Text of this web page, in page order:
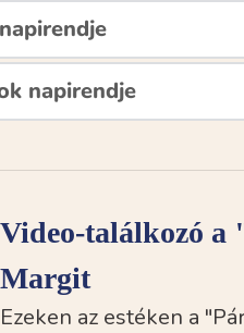
vezetésével a
PARIS
- 10 € a helyszínen)
zoom segítségével -20h
napirendje
0036.20357.06.64
Video-találkozó a
Margit
Ezeken az estéken a